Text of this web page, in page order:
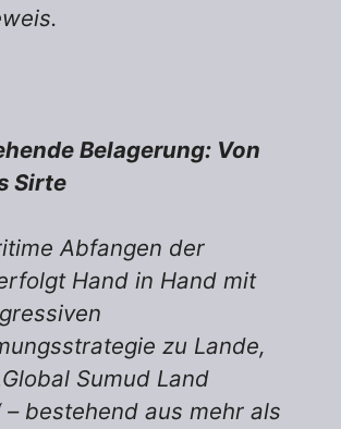
Belagerung: Von
Sirte
Abfangen der
Hand in Hand mit
zu Lande,
Sumud Land
– bestehend aus mehr als